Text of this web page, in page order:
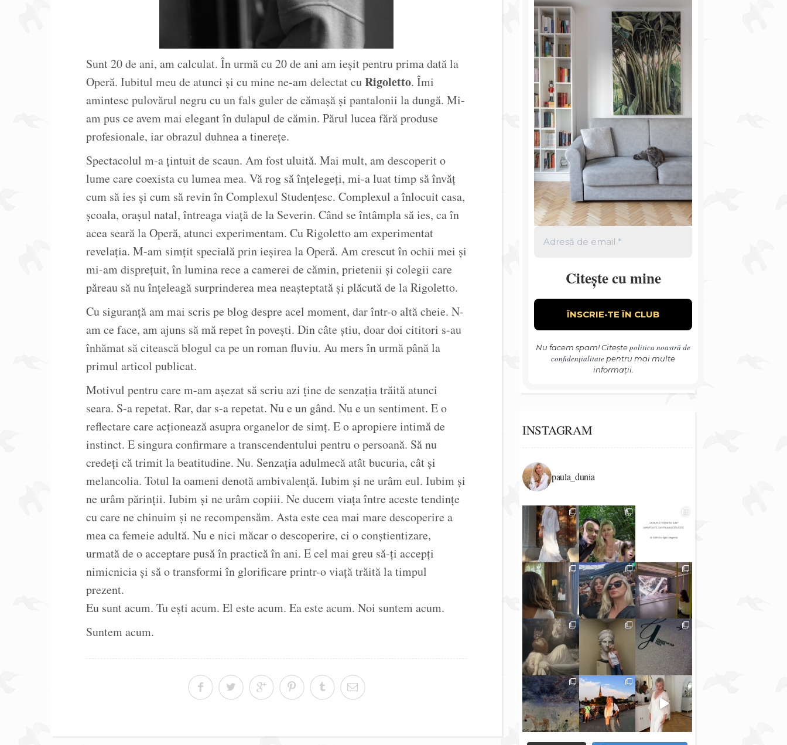
Sunt 20 de ani, am calculat. În urmă cu 20 de ani am ieșit pentru prima dată la
Operă. Iubitul meu de atunci și cu mine ne-am delectat cuRigoletto. Îmi
amintesc pulovărul negru cu un fals guler de cămașă și pantalonii la dungă. Mi-
am pus ce avem mai elegant în dulapul de cămin. Părul lucea fără produse
profesionale, iar obrazul duhnea a tinerețe.
Spectacolul m-a țintuit de scaun. Am fost uluită. Mai mult, am descoperit o
lume care coexista cu lumea mea. Vă rog să înțelegeți, mi-a luat timp să învăț
cum să ies și cum să revin în Complexul Studențesc. Complexul a înlocuit casa,
școala, orașul natal, întreaga viață de la Severin. Când se întâmpla să ies, ca în
acea seară la Operă, atunci experimentam. Cu Rigoletto am experimentat
revelația. M-am simțit specială prin ieșirea la Operă. Am crescut în ochii mei și
mi-am disprețuit, în lumina rece a camerei de cămin, prietenii și colegii care
păreau să nu înțeleagă surprinderea mea neașteptată și plăcută de la Rigoletto.
Cu siguranță am mai scris pe blog despre acel moment, dar într-o altă cheie. N-
am ce face, am ajuns să mă repet în povești. Din câte știu, doar doi cititori s-au
înhămat să citească blogul ca pe un roman fluviu. Au mers în urmă până la
primul articol publicat.
Motivul pentru care m-am așezat să scriu azi ține de senzația trăită atunci
seara. S-a repetat. Rar, dar s-a repetat. Nu e un gând. Nu e un sentiment. E o
reflectare care acționează asupra organelor de simț. E o apropiere intimă de
instinct. E singura confirmare a transcendentului pentru o persoană. Să nu
credeți că trimit la beatitudine. Nu. Senzația adulmecă atât bucuria, cât și
melancolia. Totul la oameni denotă ambivalență. Iubim și ne urâm eul. Iubim și
ne urâm părinții. Iubim și ne urâm copiii. Ne ducem viața între aceste tendințe
cu care ne chinuim și ne recompensăm. Asta este cea mai mare descoperire a
mea ca femeie adultă. Nu e nici măcar o descoperire, ci o conștientizare,
urmată de o acceptare pusă în practică în ani. E cel mai greu să-ți accepți
nimicnicia și să o transformi în glorificare printr-o viață trăită la timpul
prezent.
Eu sunt acum. Tu ești acum. El este acum. Ea este acum. Noi suntem acum.
Suntem acum.
Citește cu mine
Nu facem spam! Citeștepolitica noastră de
confidențialitate pentru mai multe
informații.
INSTAGRAM
paula_dunia